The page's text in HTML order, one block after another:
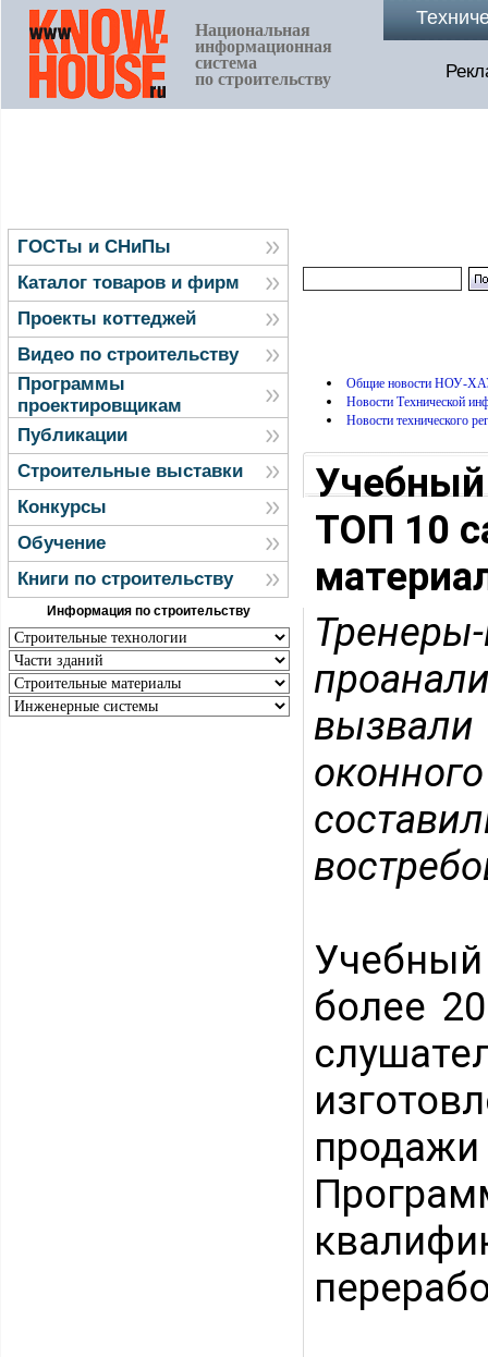
Национальная
информационная
система
по строительству
ГОСТы и СНиПы
Каталог товаров и фирм
Проекты коттеджей
Видео по строительству
Программы
проектировщикам
Публикации
Строительные выставки
Конкурсы
Обучение
Книги по строительству
Информация по строительству
Общие новости НОУ-
Новости Технической
Новости технического
Учебный
ТОП 10
более